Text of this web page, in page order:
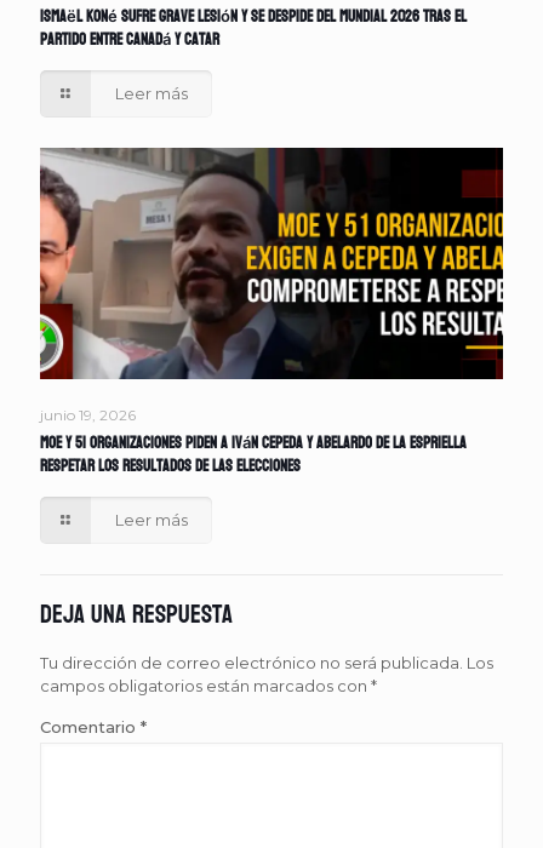
Ismaël Koné sufre grave lesión y se despide del Mundial 2026 tras el
partido entre Canadá y Catar
Leer más
junio 19, 2026
MOE y 51 organizaciones piden a Iván Cepeda y Abelardo de la Espriella
respetar los resultados de las elecciones
Leer más
Deja una respuesta
Tu dirección de correo electrónico no será publicada. Los
campos obligatorios están marcados con *
Comentario *